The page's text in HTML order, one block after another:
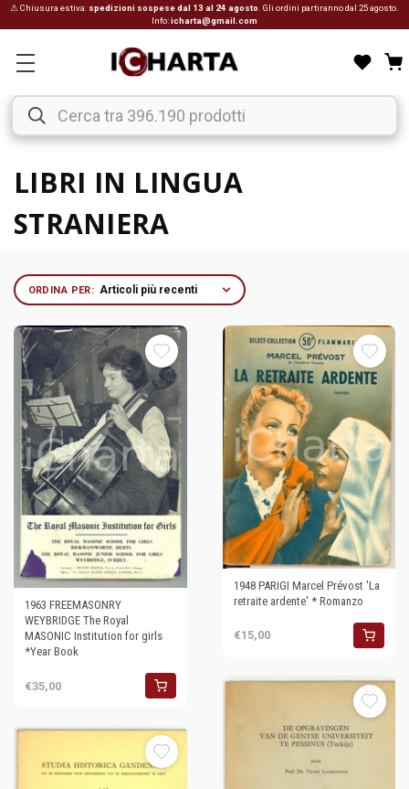
⚠ Chiusura estiva: spedizioni sospese dal 13 al 24 agosto . Gli ordini partiranno dal 25 agosto.
Info:icharta@gmail.com
LIBRI IN LINGUA
STRANIERA
ORDINA PER:
1963 FREEMASONRY
WEYBRIDGE The Royal
MASONIC Institution for girls
*Year Book
€35,00
1948 PARIGI Marcel Prévost 'La
retraite ardente' * Romanzo
€15,00